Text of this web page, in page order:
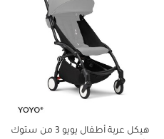
هيكل عربة أطفال يويو 3 من ستوك